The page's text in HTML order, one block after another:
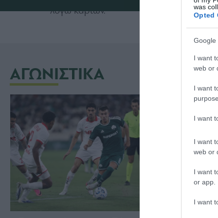
was
Opted
Google
I want
web or
I want
I want
I want
web or
I want
or app.
I want
λόγω καρτών.
ΑΓΩΝΙΣΤΙΚΑ